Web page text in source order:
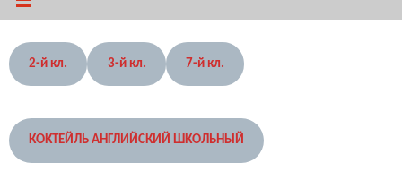
2-й кл. 3-й кл. 7-й кл.
КОКТЕЙЛЬ АНГЛИЙСКИЙ ШКОЛЬНЫЙ